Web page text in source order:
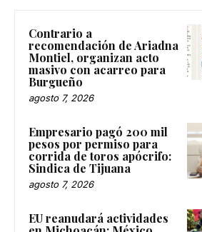
Contrario a
recomendación de Ariadna
Montiel, organizan acto
masivo con acarreo para
Burgueño
agosto 7, 2026
Empresario pagó 200 mil
pesos por permiso para
corrida de toros apócrifo:
Sindica de Tijuana
agosto 7, 2026
EU reanudará actividades